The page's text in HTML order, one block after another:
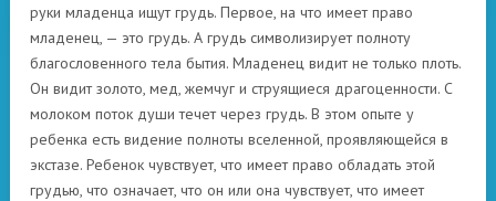
руки младенца ищут грудь. Первое, на что имеет право
младенец, — это грудь. А грудь символизирует полноту
благословенного тела бытия. Младенец видит не только плоть.
Он видит золото, мед, жемчуг и струящиеся драгоценности. С
молоком поток души течет через грудь. В этом опыте у
ребенка есть видение полноты вселенной, проявляющейся в
экстазе. Ребенок чувствует, что имеет право обладать этой
грудью, что означает, что он или она чувствует, что имеет